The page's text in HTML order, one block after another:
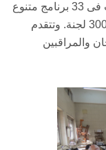
الامتحانية بالكلية تضم حوالى 10 ألاف طالب فى 33 برنامج متنوع
على مدار 3 فترات امتحانية يومياً باجمالى 3000 لجنة. وتتقدم
والمراقبين